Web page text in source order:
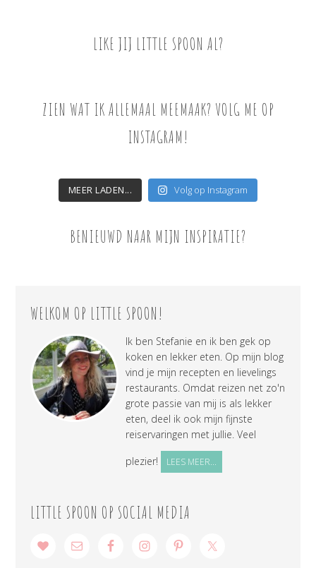
LIKE JIJ LITTLE SPOON AL?
ZIEN WAT IK ALLEMAAL MEEMAAK? VOLG ME OP
INSTAGRAM!
MEER LADEN... Volg op Instagram
BENIEUWD NAAR MIJN INSPIRATIE?
WELKOM OP LITTLE SPOON!
Ik ben Stefanie en ik ben gek op
koken en lekker eten. Op mijn blog
vind je mijn recepten en lievelings
restaurants. Omdat reizen net zo'n
grote passie van mij is als lekker
eten, deel ik ook mijn fijnste
reiservaringen met jullie. Veel
plezier!
LEES MEER...
LITTLE SPOON OP SOCIAL MEDIA